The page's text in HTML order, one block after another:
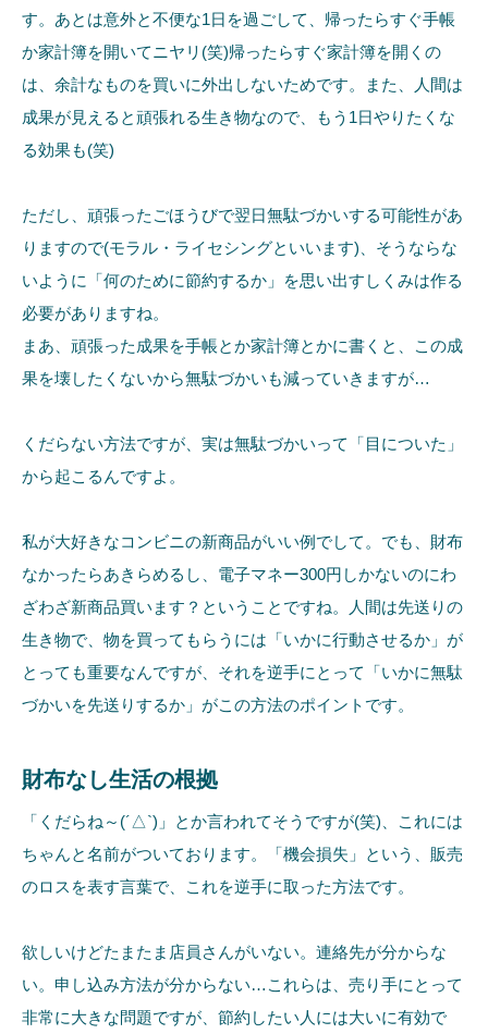
す。あとは意外と不便な1日を過ごして、帰ったらすぐ手帳
か家計簿を開いてニヤリ(笑)帰ったらすぐ家計簿を開くの
は、余計なものを買いに外出しないためです。また、人間は
成果が見えると頑張れる生き物なので、もう1日やりたくな
る効果も(笑)
ただし、頑張ったごほうびで翌日無駄づかいする可能性があ
りますので(モラル・ライセシングといいます)、そうならな
いように「何のために節約するか」を思い出すしくみは作る
必要がありますね。
まあ、頑張った成果を手帳とか家計簿とかに書くと、この成
果を壊したくないから無駄づかいも減っていきますが…
くだらない方法ですが、実は無駄づかいって「目についた」
から起こるんですよ。
私が大好きなコンビニの新商品がいい例でして。でも、財布
なかったらあきらめるし、電子マネー300円しかないのにわ
ざわざ新商品買います？ということですね。人間は先送りの
生き物で、物を買ってもらうには「いかに行動させるか」が
とっても重要なんですが、それを逆手にとって「いかに無駄
づかいを先送りするか」がこの方法のポイントです。
財布なし生活の根拠
「くだらね～(´△`)」とか言われてそうですが(笑)、これには
ちゃんと名前がついております。「機会損失」という、販売
のロスを表す言葉で、これを逆手に取った方法です。
欲しいけどたまたま店員さんがいない。連絡先が分からな
い。申し込み方法が分からない…これらは、売り手にとって
非常に大きな問題ですが、節約したい人には大いに有効で